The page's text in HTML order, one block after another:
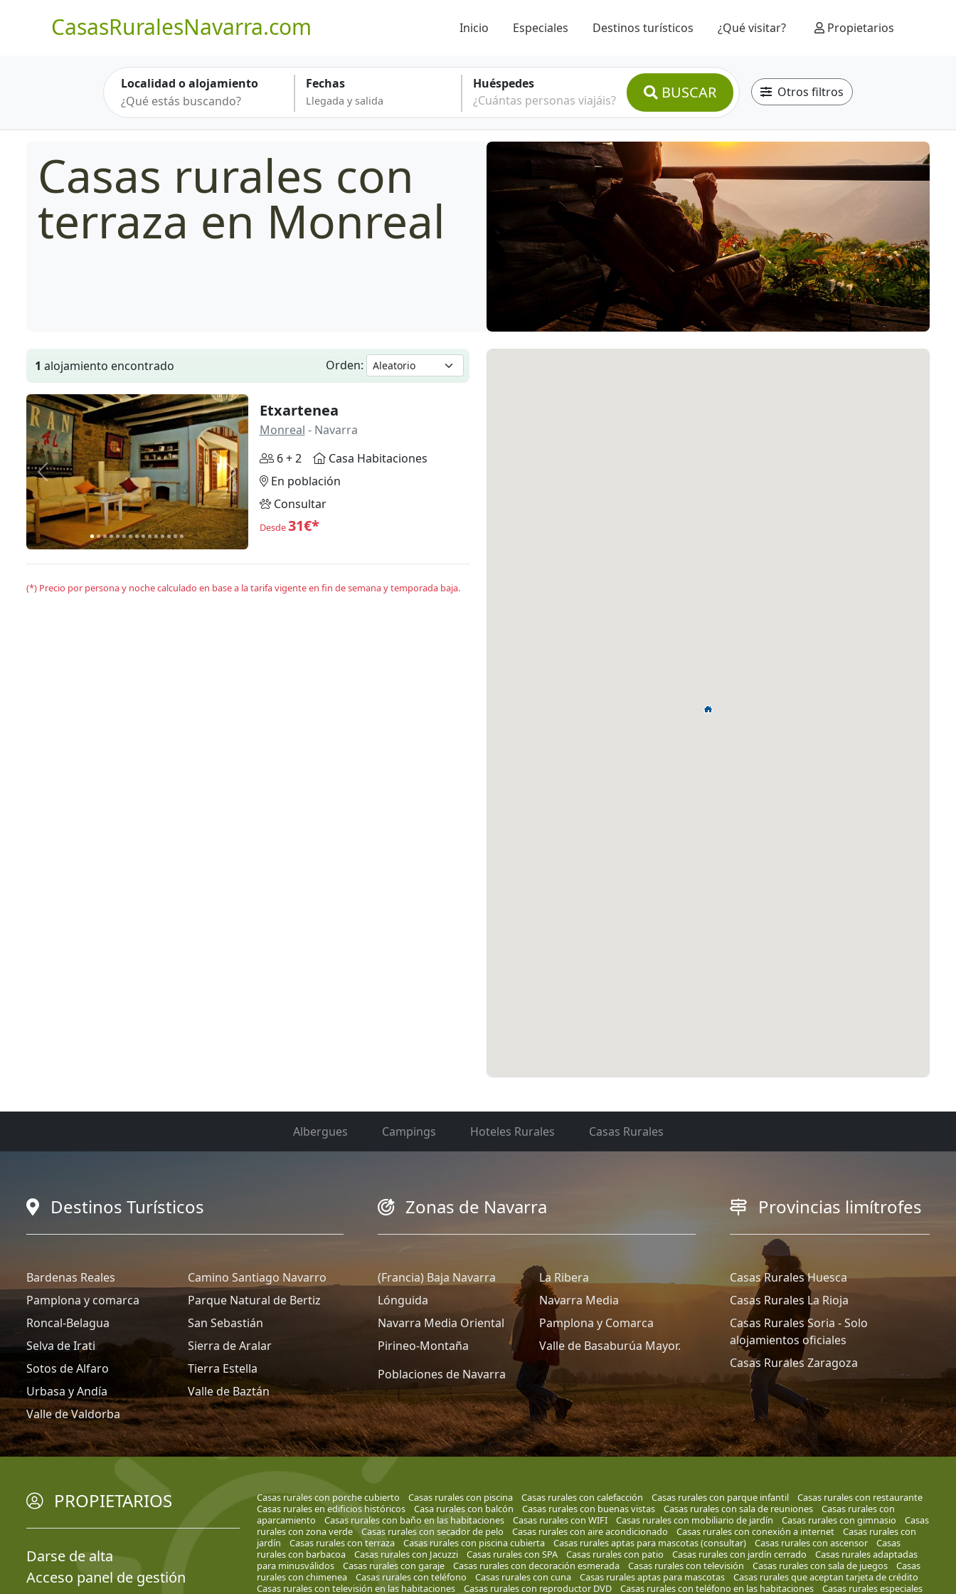
CasasRuralesNavarra.com Inicio Especiales Destinos turísticos ¿Qué visitar? Propietarios
Localidad o alojamiento Fechas
Huéspedes
¿Cuántas personas viajáis?
BUSCAR Otros filtros
Casas rurales con
terraza en Monreal
1 alojamiento encontrado Orden:
Anterior Siguiente
Etxartenea
Monreal - Navarra
6 + 2
Casa Habitaciones
En población
Consultar
Desde31€*
(*) Precio por persona y noche calculado en base a la tarifa vigente en fin de semana y temporada baja.
Albergues Campings Hoteles Rurales Casas Rurales
Destinos Turísticos
Bardenas Reales
Camino Santiago Navarro
Pamplona y comarca
Parque Natural de Bertiz
Roncal-Belagua
San Sebastián
Selva de Irati
Sierra de Aralar
Sotos de Alfaro
Tierra Estella
Urbasa y Andía
Valle de Baztán
Valle de Valdorba
Zonas de Navarra
(Francia) Baja Navarra
La Ribera
Lónguida
Navarra Media
Navarra Media Oriental
Pamplona y Comarca
Pirineo-Montaña
Valle de Basaburúa Mayor.
Poblaciones de Navarra
Provincias limítrofes
Casas Rurales Huesca
Casas Rurales La Rioja
Casas Rurales Soria - Solo
alojamientos oficiales
Casas Rurales Zaragoza
PROPIETARIOS
Darse de alta
Acceso panel de gestión
Casas rurales con porche cubierto Casas rurales con piscina Casas rurales con calefacción Casas rurales con parque infantil
Casas rurales con restaurante
Casas rurales en edificios históricos
Casa rurales con balcón Casas rurales con buenas vistas Casas rurales con sala de reuniones
Casas rurales con
aparcamiento
Casas rurales con baño en las habitaciones Casas rurales con WIFI Casas rurales con mobiliario de jardín Casas rurales con gimnasio
Casas
rurales con zona verde
Casas rurales con secador de pelo Casas rurales con aire acondicionado Casas rurales con conexión a internet
Casas rurales con
jardín
Casas rurales con terraza Casas rurales con piscina cubierta Casas rurales aptas para mascotas (consultar) Casas rurales con ascensor
Casas
rurales con barbacoa
Casas rurales con Jacuzzi Casas rurales con SPA Casas rurales con patio Casas rurales con jardín cerrado
Casas rurales adaptadas
para minusválidos
Casas rurales con garaje Casas rurales con decoración esmerada Casas rurales con televisión Casas rurales con sala de juegos
Casas
rurales con chimenea
Casas rurales con teléfono Casas rurales con cuna Casas rurales aptas para mascotas
Casas rurales que aceptan tarjeta de crédito
Casas rurales con televisión en las habitaciones
Casas rurales con reproductor DVD Casas rurales con teléfono en las habitaciones
Casas rurales especiales